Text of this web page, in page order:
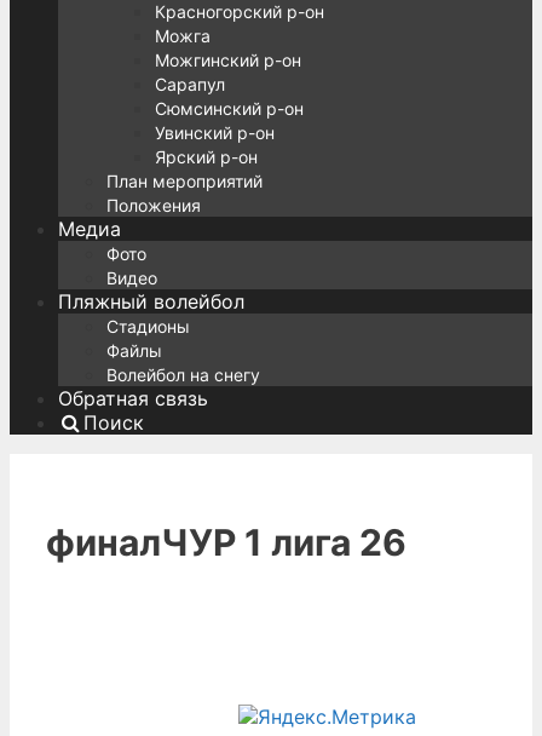
Красногорский р-он
Можга
Можгинский р-он
Сарапул
Сюмсинский р-он
Увинский р-он
Ярский р-он
План мероприятий
Положения
Медиа
Фото
Видео
Пляжный волейбол
Стадионы
Файлы
Волейбол на снегу
Обратная связь
Поиск
финалЧУР 1 лига 26